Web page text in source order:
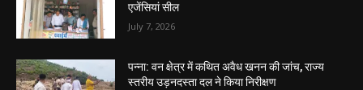
एजेंसियां सील
July 7, 2026
पन्ना: वन क्षेत्र में कथित अवैध खनन की जांच, राज्य
स्तरीय उड़नदस्ता दल ने किया निरीक्षण